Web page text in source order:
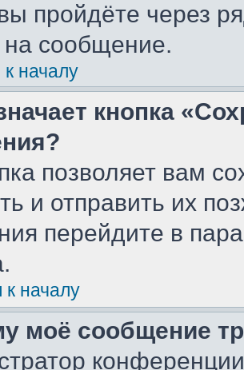
пройдёте через
сообщение.
началу
кнопка
позволяет вам
и отправить их
перейдите в
к началу
моё сообщение